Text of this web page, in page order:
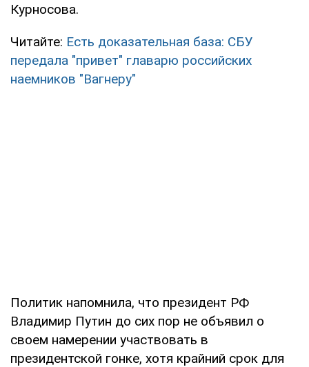
Курносова.
Читайте: Есть доказательная база: СБУ
передала "привет" главарю российских
наемников "Вагнеру"
Политик напомнила, что президент РФ
Владимир Путин до сих пор не объявил о
своем намерении участвовать в
президентской гонке, хотя крайний срок для